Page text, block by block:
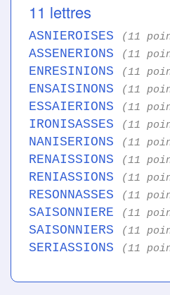
11 lettres
ASNIEROISES (11
ASSENERIONS (11
ENRESINIONS (11
ENSAISINONS (11
ESSAIERIONS (11
IRONISASSES (11
NANISERIONS (11
RENAISSIONS (11
RENIASSIONS (11
RESONNASSES (11
SAISONNIERE (11
SAISONNIERS (11
SERIASSIONS (11